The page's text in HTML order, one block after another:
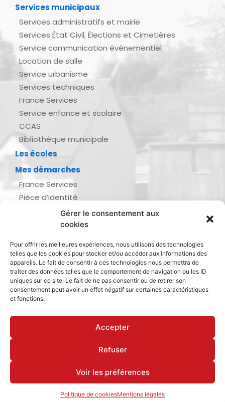
Gérer le consentement aux
cookies
Pour offrir les meilleures expériences, nous utilisons des technologies
telles que les cookies pour stocker et/ou accéder aux informations des
appareils. Le fait de consentir à ces technologies nous permettra de
traiter des données telles que le comportement de navigation ou les ID
uniques sur ce site. Le fait de ne pas consentir ou de retirer son
consentement peut avoir un effet négatif sur certaines caractéristiques
et fonctions.
Accepter
Refuser
Voir les préférences
Politique de cookiesMentions légales
Services municipaux
Services administratifs et mairie
Services État Civil, Élections et Cimetières
Service communication événementiel
Location de salle
Service urbanisme
Services techniques
France Services
Service enfance et scolaire
CCAS
Bibliothèque municipale
Les écoles
Mes démarches
France Services
Pièce d’identité
Demande d’actes d’état civil
Inscription listes électorales
Recensement militaire
Le journal de ma ville
Gestion des déchets
Mentions légales & politique de confidentialité
Déclaration d’accessibilité